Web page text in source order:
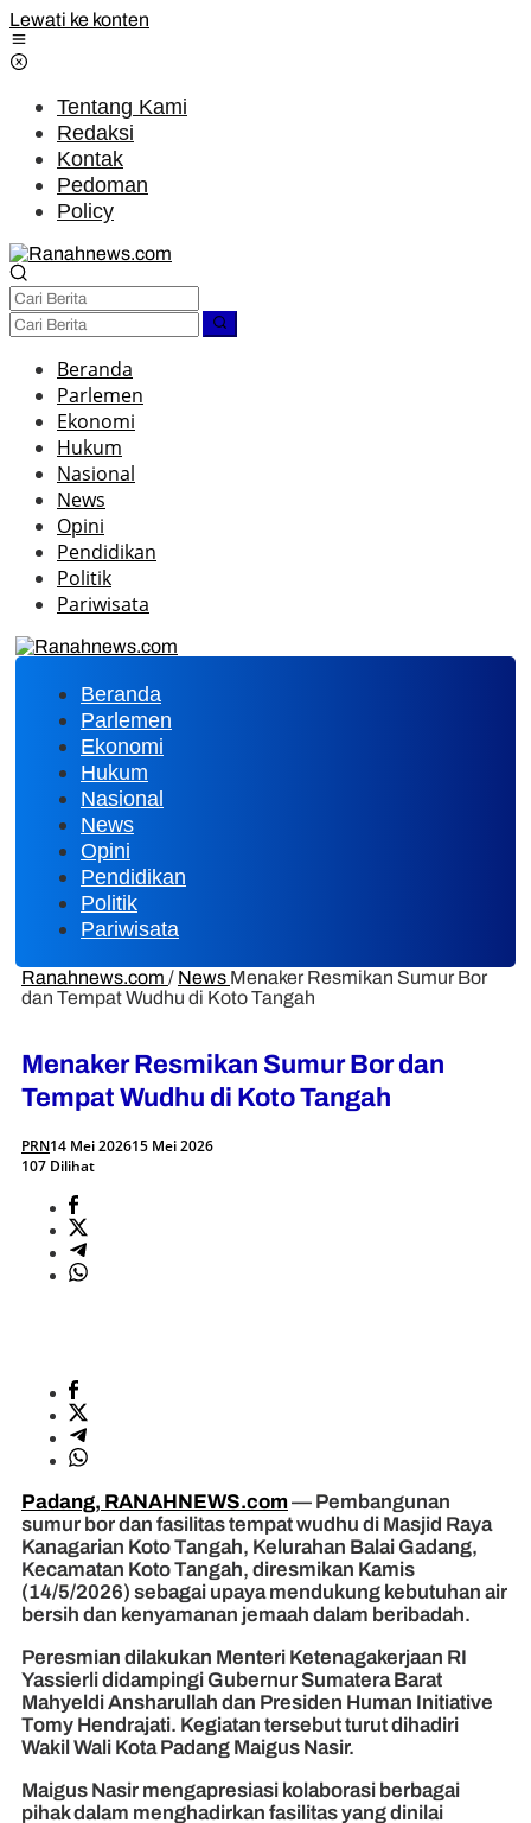
Lewati ke konten
Tentang Kami
Redaksi
Kontak
Pedoman
Policy
Beranda
Parlemen
Ekonomi
Hukum
Nasional
News
Opini
Pendidikan
Politik
Pariwisata
Beranda
Parlemen
Ekonomi
Hukum
Nasional
News
Opini
Pendidikan
Politik
Pariwisata
Ranahnews.com / News Menaker Resmikan Sumur Bor
dan Tempat Wudhu di Koto Tangah
Menaker Resmikan Sumur Bor dan
Tempat Wudhu di Koto Tangah
PRN14 Mei 202615 Mei 2026
107 Dilihat
Padang, RANAHNEWS.com— Pembangunan
sumur bor dan fasilitas tempat wudhu di Masjid Raya
Kanagarian Koto Tangah, Kelurahan Balai Gadang,
Kecamatan Koto Tangah, diresmikan Kamis
(14/5/2026) sebagai upaya mendukung kebutuhan air
bersih dan kenyamanan jemaah dalam beribadah.
Peresmian dilakukan Menteri Ketenagakerjaan RI
Yassierli didampingi Gubernur Sumatera Barat
Mahyeldi Ansharullah dan Presiden Human Initiative
Tomy Hendrajati. Kegiatan tersebut turut dihadiri
Wakil Wali Kota Padang Maigus Nasir.
Maigus Nasir mengapresiasi kolaborasi berbagai
pihak dalam menghadirkan fasilitas yang dinilai